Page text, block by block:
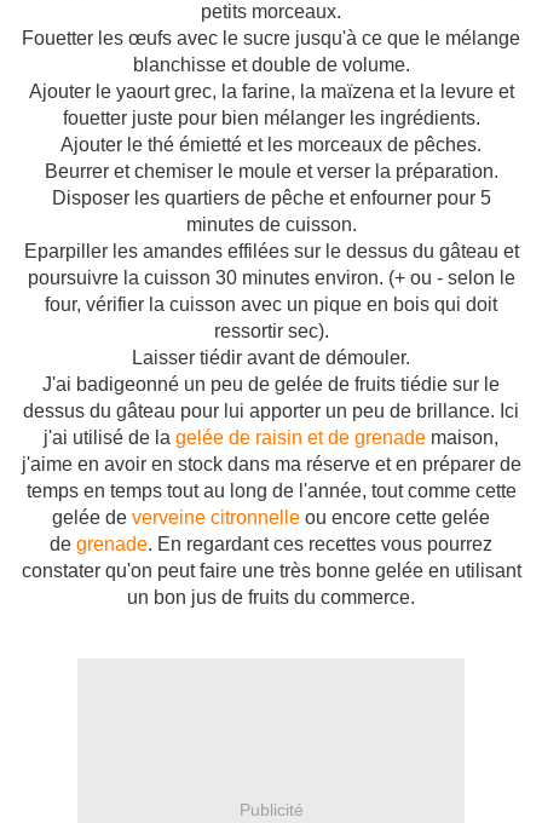
petits morceaux.
Fouetter les œufs avec le sucre jusqu'à ce que le mélange
blanchisse et double de volume.
Ajouter le yaourt grec, la farine, la maïzena et la levure et
fouetter juste pour bien mélanger les ingrédients.
Ajouter le thé émietté et les morceaux de pêches.
Beurrer et chemiser le moule et verser la préparation.
Disposer les quartiers de pêche et enfourner pour 5
minutes de cuisson.
Eparpiller les amandes effilées sur le dessus du gâteau et
poursuivre la cuisson 30 minutes environ. (+ ou - selon le
four, vérifier la cuisson avec un pique en bois qui doit
ressortir sec).
Laisser tiédir avant de démouler.
J'ai badigeonné un peu de gelée de fruits tiédie sur le
dessus du gâteau pour lui apporter un peu de brillance. Ici
j'ai utilisé de la gelée de raisin et de grenade maison,
j'aime en avoir en stock dans ma réserve et en préparer de
temps en temps tout au long de l'année, tout comme cette
gelée de verveine citronnelle ou encore cette gelée
de grenade. En regardant ces recettes vous pourrez
constater qu'on peut faire une très bonne gelée en utilisant
un bon jus de fruits du commerce.
Publicité